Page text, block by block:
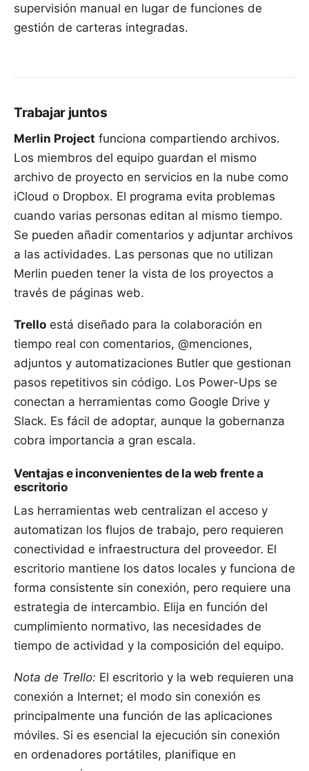
supervisión manual en lugar de funciones de
gestión de carteras integradas.
Trabajar juntos
Merlin Project funciona compartiendo archivos.
Los miembros del equipo guardan el mismo
archivo de proyecto en servicios en la nube como
iCloud o Dropbox. El programa evita problemas
cuando varias personas editan al mismo tiempo.
Se pueden añadir comentarios y adjuntar archivos
a las actividades. Las personas que no utilizan
Merlin pueden tener la vista de los proyectos a
través de páginas web.
Trello está diseñado para la colaboración en
tiempo real con comentarios, @menciones,
adjuntos y automatizaciones Butler que gestionan
pasos repetitivos sin código. Los Power-Ups se
conectan a herramientas como Google Drive y
Slack. Es fácil de adoptar, aunque la gobernanza
cobra importancia a gran escala.
Ventajas e inconvenientes de la web frente a
escritorio
Las herramientas web centralizan el acceso y
automatizan los flujos de trabajo, pero requieren
conectividad e infraestructura del proveedor. El
escritorio mantiene los datos locales y funciona de
forma consistente sin conexión, pero requiere una
estrategia de intercambio. Elija en función del
cumplimiento normativo, las necesidades de
tiempo de actividad y la composición del equipo.
Nota de Trello: El escritorio y la web requieren una
conexión a Internet; el modo sin conexión es
principalmente una función de las aplicaciones
móviles. Si es esencial la ejecución sin conexión
en ordenadores portátiles, planifique en